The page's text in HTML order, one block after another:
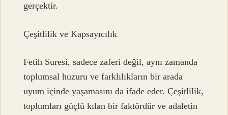
gerçektir.
Çeşitlilik ve Kapsayıcılık
Fetih Suresi, sadece zaferi değil, aynı zamanda
toplumsal huzuru ve farklılıkların bir arada
uyum içinde yaşamasını da ifade eder. Çeşitlilik,
toplumları güçlü kılan bir faktördür ve adaletin